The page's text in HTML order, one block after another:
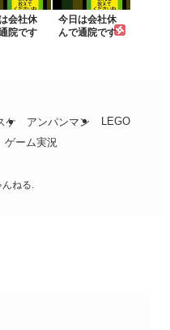
会社休
院です
今日は会社休
んで通院です
ケ アンパンマン
LEGO
ゲーム実況
ねる.